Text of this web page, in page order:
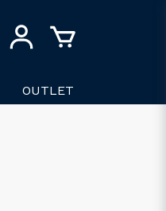
OUTLET